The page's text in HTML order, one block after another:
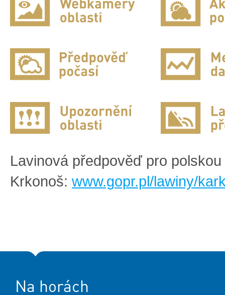
Lavinová předpověď pro
Krkonoš: www.gopr.pl/lawiny/
Na horách